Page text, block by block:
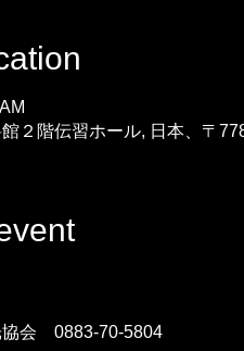
２階伝習ホール, 日本、〒
協会　0883-70-5804